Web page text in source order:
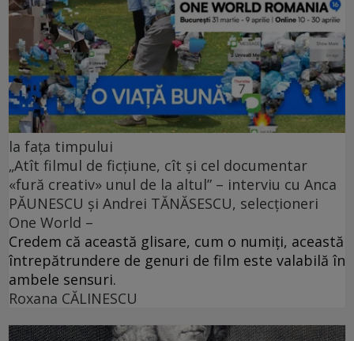
la fața timpului
„Atît filmul de ficțiune, cît și cel documentar
«fură creativ» unul de la altul” – interviu cu Anca
PĂUNESCU și Andrei TĂNĂSESCU, selecționeri
One World –
Credem că această glisare, cum o numiți, această
întrepătrundere de genuri de film este valabilă în
ambele sensuri.
Roxana CĂLINESCU